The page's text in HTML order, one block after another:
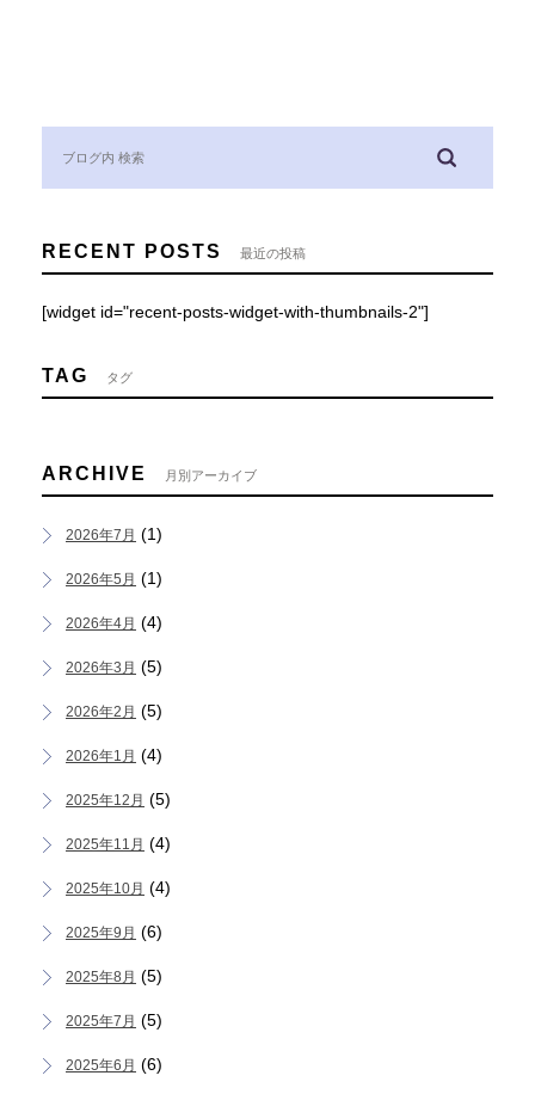
RECENT POSTS 最近の投稿
[widget id="recent-posts-widget-with-thumbnails-2"]
TAG タグ
ARCHIVE 月別アーカイブ
2026年7月 (1)
2026年5月 (1)
2026年4月 (4)
2026年3月 (5)
2026年2月 (5)
2026年1月 (4)
2025年12月 (5)
2025年11月 (4)
2025年10月 (4)
2025年9月 (6)
2025年8月 (5)
2025年7月 (5)
2025年6月 (6)